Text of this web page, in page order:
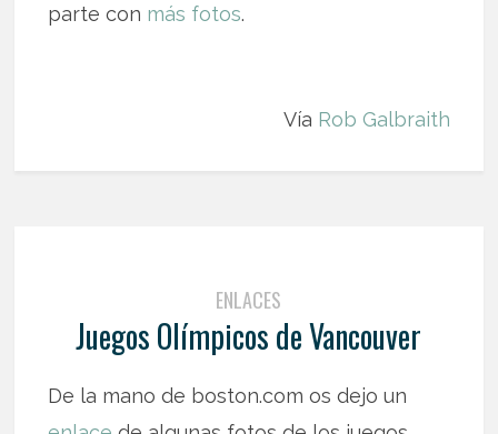
parte con más fotos.
Vía Rob Galbraith
ENLACES
Juegos Olímpicos de Vancouver
De la mano de boston.com os dejo un